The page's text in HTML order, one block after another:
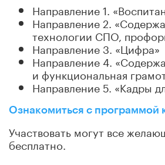
Направление 1.
Направление 2.
технологии СПО,
Направление 3. «Цифра»
Направление 4.
и функциональная
Направление 5. «Кадры
Ознакомиться с программой
Участвовать могут все
бесплатно.